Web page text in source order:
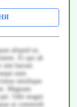
aliquid ea.
Et qui ab
sint harum
eum.
similique.
Magnam
Odit magni
at commodi.